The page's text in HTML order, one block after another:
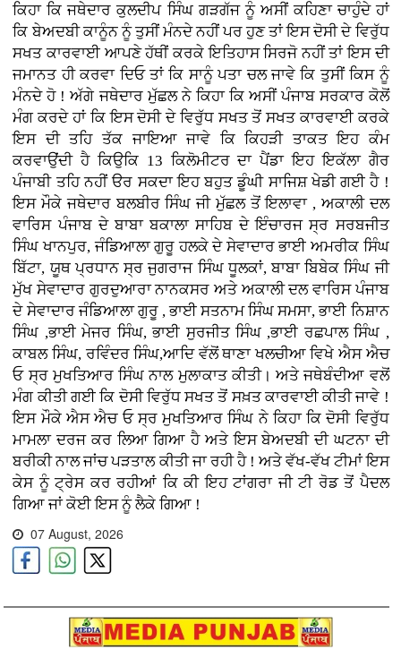
ਕਿਹਾ ਕਿ ਜਥੇਦਾਰ ਕੁਲਦੀਪ ਸਿੰਘ ਗੜਗੱਜ ਨੂੰ ਅਸੀਂ ਕਹਿਣਾ ਚਾਹੁੰਦੇ ਹਾਂ
ਕਿ ਬੇਅਦਬੀ ਕਾਨੂੰਨ ਨੂੰ ਤੁਸੀਂ ਮੰਨਦੇ ਨਹੀਂ ਪਰ ਹੁਣ ਤਾਂ ਇਸ ਦੋਸੀ ਦੇ ਵਿਰੁੱਧ
ਸਖਤ ਕਾਰਵਾਈ ਆਪਣੇ ਹੱਥੀਂ ਕਰਕੇ ਇਤਿਹਾਸ ਸਿਰਜੋ ਨਹੀਂ ਤਾਂ ਇਸ ਦੀ
ਜਮਾਨਤ ਹੀ ਕਰਵਾ ਦਿਓ ਤਾਂ ਕਿ ਸਾਨੂੰ ਪਤਾ ਚਲ ਜਾਵੇ ਕਿ ਤੁਸੀਂ ਕਿਸ ਨੂੰ
ਮੰਨਦੇ ਹੋ ! ਅੱਗੇ ਜਥੇਦਾਰ ਮੁੱਛਲ ਨੇ ਕਿਹਾ ਕਿ ਅਸੀਂ ਪੰਜਾਬ ਸਰਕਾਰ ਕੋਲੋਂ
ਮੰਗ ਕਰਦੇ ਹਾਂ ਕਿ ਇਸ ਦੋਸੀ ਦੇ ਵਿਰੁੱਧ ਸਖਤ ਤੋਂ ਸਖਤ ਕਾਰਵਾਈ ਕਰਕੇ
ਇਸ ਦੀ ਤਹਿ ਤੱਕ ਜਾਇਆ ਜਾਵੇ ਕਿ ਕਿਹੜੀ ਤਾਕਤ ਇਹ ਕੰਮ
ਕਰਵਾਉਂਦੀ ਹੈ ਕਿਉਕਿ 13 ਕਿਲੋਮੀਟਰ ਦਾ ਪੈਂਡਾ ਇਹ ਇਕੱਲਾ ਗੈਰ
ਪੰਜਾਬੀ ਤਹਿ ਨਹੀਂ ੳਰ ਸਕਦਾ ਇਹ ਬਹੁਤ ਡੂੰਘੀ ਸਾਜਿਸ਼ ਖੇਡੀ ਗਈ ਹੈ !
ਇਸ ਮੌਕੇ ਜਥੇਦਾਰ ਬਲਬੀਰ ਸਿੰਘ ਜੀ ਮੁੱਛਲ ਤੋਂ ਇਲਾਵਾ , ਅਕਾਲੀ ਦਲ
ਵਾਰਿਸ ਪੰਜਾਬ ਦੇ ਬਾਬਾ ਬਕਾਲਾ ਸਾਹਿਬ ਦੇ ਇੰਚਾਰਜ ਸ੍ਰ ਸਰਬਜੀਤ
ਸਿੰਘ ਖਾਨਪੁਰ, ਜੰਡਿਆਲਾ ਗੁਰੂ ਹਲਕੇ ਦੇ ਸੇਵਾਦਾਰ ਭਾਈ ਅਮਰੀਕ ਸਿੰਘ
ਬਿੱਟਾ, ਯੂਥ ਪ੍ਰਧਾਨ ਸ੍ਰ ਜੁਗਰਾਜ ਸਿੰਘ ਧੂਲਕਾਂ, ਬਾਬਾ ਬਿਬੇਕ ਸਿੰਘ ਜੀ
ਮੁੱਖ ਸੇਵਾਦਾਰ ਗੁਰਦੁਆਰਾ ਨਾਨਕਸਰ ਅਤੇ ਅਕਾਲੀ ਦਲ ਵਾਰਿਸ ਪੰਜਾਬ
ਦੇ ਸੇਵਾਦਾਰ ਜੰਡਿਆਲਾ ਗੁਰੂ , ਭਾਈ ਸਤਨਾਮ ਸਿੰਘ ਸਮਸਾ, ਭਾਈ ਨਿਸ਼ਾਨ
ਸਿੰਘ ,ਭਾਈ ਮੇਜਰ ਸਿੰਘ, ਭਾਈ ਸੁਰਜੀਤ ਸਿੰਘ ,ਭਾਈ ਰਛਪਾਲ ਸਿੰਘ ,
ਕਾਬਲ ਸਿੰਘ, ਰਵਿੰਦਰ ਸਿੰਘ,ਆਦਿ ਵੱਲੋਂ ਥਾਣਾ ਖਲਚੀਆ ਵਿਖੇ ਐਸ ਐਚ
ਓ ਸ੍ਰ ਮੁਖਤਿਆਰ ਸਿੰਘ ਨਾਲ ਮੁਲਾਕਾਤ ਕੀਤੀ। ਅਤੇ ਜਥੇਬੰਦੀਆ ਵਲੋਂ
ਮੰਗ ਕੀਤੀ ਗਈ ਕਿ ਦੋਸੀ ਵਿਰੁੱਧ ਸਖਤ ਤੋਂ ਸਖ਼ਤ ਕਾਰਵਾਈ ਕੀਤੀ ਜਾਵੇ !
ਇਸ ਮੌਕੇ ਐਸ ਐਚ ਓ ਸ੍ਰ ਮੁਖਤਿਆਰ ਸਿੰਘ ਨੇ ਕਿਹਾ ਕਿ ਦੋਸੀ ਵਿਰੁੱਧ
ਮਾਮਲਾ ਦਰਜ ਕਰ ਲਿਆ ਗਿਆ ਹੈ ਅਤੇ ਇਸ ਬੇਅਦਬੀ ਦੀ ਘਟਨਾ ਦੀ
ਬਰੀਕੀ ਨਾਲ ਜਾਂਚ ਪੜਤਾਲ ਕੀਤੀ ਜਾ ਰਹੀ ਹੈ ! ਅਤੇ ਵੱਖ-ਵੱਖ ਟੀਮਾਂ ਇਸ
ਕੇਸ ਨੂੰ ਟ੍ਰੇਸ ਕਰ ਰਹੀਆਂ ਕਿ ਕੀ ਇਹ ਟਾਂਗਰਾ ਜੀ ਟੀ ਰੋਡ ਤੋਂ ਪੈਦਲ
ਗਿਆ ਜਾਂ ਕੋਈ ਇਸ ਨੂੰ ਲੈਕੇ ਗਿਆ !
07 August, 2026